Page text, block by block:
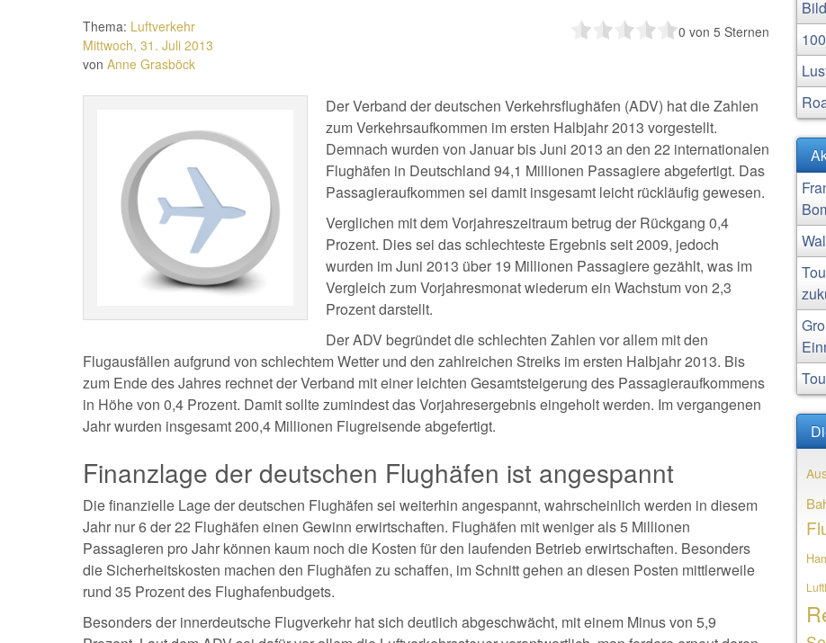
Thema: Luftverkehr
Mittwoch, 31. Juli 2013
von Anne Grasböck
0 von 5 Sternen
Der Verband der deutschen Verkehrsflughäfen (ADV) hat die Zahlen
zum Verkehrsaufkommen im ersten Halbjahr 2013 vorgestellt.
Demnach wurden von Januar bis Juni 2013 an den 22 internationalen
Flughäfen in Deutschland 94,1 Millionen Passagiere abgefertigt. Das
Passagieraufkommen sei damit insgesamt leicht rückläufig gewesen.
Verglichen mit dem Vorjahreszeitraum betrug der Rückgang 0,4
Prozent. Dies sei das schlechteste Ergebnis seit 2009, jedoch
wurden im Juni 2013 über 19 Millionen Passagiere gezählt, was im
Vergleich zum Vorjahresmonat wiederum ein Wachstum von 2,3
Prozent darstellt.
Der ADV begründet die schlechten Zahlen vor allem mit den
Flugausfällen aufgrund von schlechtem Wetter und den zahlreichen Streiks im ersten Halbjahr 2013. Bis
zum Ende des Jahres rechnet der Verband mit einer leichten Gesamtsteigerung des Passagieraufkommens
in Höhe von 0,4 Prozent. Damit sollte zumindest das Vorjahresergebnis eingeholt werden. Im vergangenen
Jahr wurden insgesamt 200,4 Millionen Flugreisende abgefertigt.
Finanzlage der deutschen Flughäfen ist angespannt
Die finanzielle Lage der deutschen Flughäfen sei weiterhin angespannt, wahrscheinlich werden in diesem
Jahr nur 6 der 22 Flughäfen einen Gewinn erwirtschaften. Flughäfen mit weniger als 5 Millionen
Passagieren pro Jahr können kaum noch die Kosten für den laufenden Betrieb erwirtschaften. Besonders
die Sicherheitskosten machen den Flughäfen zu schaffen, im Schnitt gehen an diesen Posten mittlerweile
rund 35 Prozent des Flughafenbudgets.
Besonders der innerdeutsche Flugverkehr hat sich deutlich abgeschwächt, mit einem Minus von 5,9